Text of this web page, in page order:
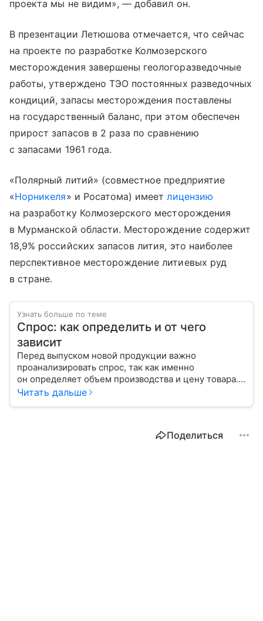
проекта мы не видим», — добавил он.
В презентации Летюшова отмечается, что сейчас
на проекте по разработке Колмозерского
месторождения завершены геологоразведочные
работы, утверждено ТЭО постоянных разведочных
кондиций, запасы месторождения поставлены
на государственный баланс, при этом обеспечен
прирост запасов в 2 раза по сравнению
с запасами 1961 года.
«Полярный литий» (совместное предприятие
«Норникеля» и Росатома) имеетлицензию
на разработку Колмозерского месторождения
в Мурманской области. Месторождение содержит
18,9% российских запасов лития, это наиболее
перспективное месторождение литиевых руд
в стране.
Узнать больше по теме
Спрос: как определить и от чего
зависит
Перед выпуском новой продукции важно
проанализировать спрос, так как именно
он определяет объем производства и цену товара.
С помощью эксперта расскажем, как рассчитать
Читать дальше
Поделиться